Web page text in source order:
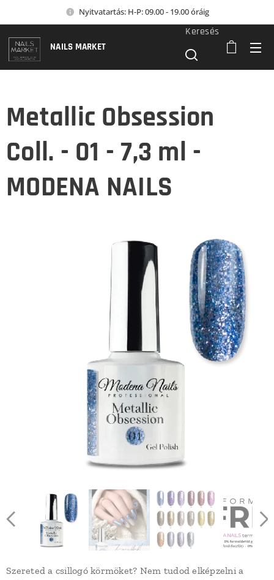
Nyitvatartás: H-P: 09.00 - 19.00 óráig
NAILS MARKET
Keresés
Metallic Obsession
Coll. - 01 - 7,3 ml -
MODENA NAILS
Szereted a csillogó körmöket? Nem tudod elképzelni a